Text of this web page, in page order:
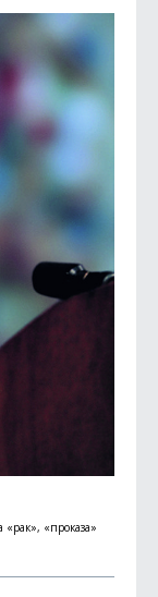
«рак», «проказа»